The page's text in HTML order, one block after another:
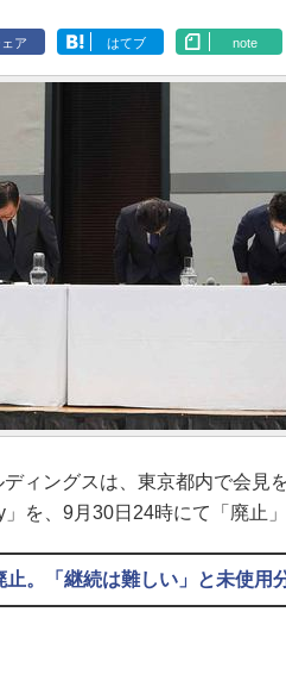
ア はてブ note
ィングスは、東京都内で会見
を、9月30日24時にて「廃止
。「継続は難しい」と未使用